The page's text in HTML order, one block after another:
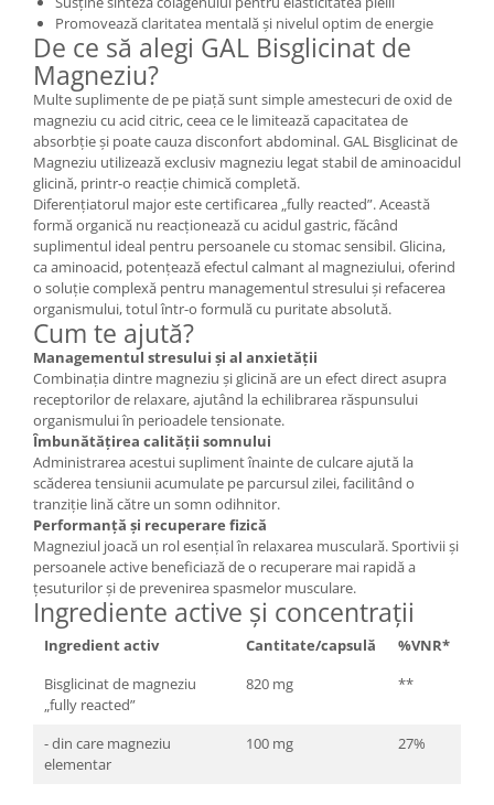
Promovează claritatea mentală și nivelul optim de energie
De ce să alegi GAL Bisglicinat de
Magneziu?
Multe suplimente de pe piață sunt simple amestecuri de oxid de
magneziu cu acid citric, ceea ce le limitează capacitatea de
absorbție și poate cauza disconfort abdominal. GAL Bisglicinat de
Magneziu utilizează exclusiv magneziu legat stabil de aminoacidul
glicină, printr-o reacție chimică completă.
Diferențiatorul major este certificarea „fully reacted”. Această
formă organică nu reacționează cu acidul gastric, făcând
suplimentul ideal pentru persoanele cu stomac sensibil. Glicina,
ca aminoacid, potențează efectul calmant al magneziului, oferind
o soluție complexă pentru managementul stresului și refacerea
organismului, totul într-o formulă cu puritate absolută.
Cum te ajută?
Managementul stresului și al anxietății
Combinația dintre magneziu și glicină are un efect direct asupra
receptorilor de relaxare, ajutând la echilibrarea răspunsului
organismului în perioadele tensionate.
Îmbunătățirea calității somnului
Administrarea acestui supliment înainte de culcare ajută la
scăderea tensiunii acumulate pe parcursul zilei, facilitând o
tranziție lină către un somn odihnitor.
Performanță și recuperare fizică
Magneziul joacă un rol esențial în relaxarea musculară. Sportivii și
persoanele active beneficiază de o recuperare mai rapidă a
țesuturilor și de prevenirea spasmelor musculare.
Ingrediente active și concentrații
Ingredient activ Cantitate/capsulă
%VNR*
Bisglicinat de magneziu
„fully reacted”
820 mg **
- din care magneziu
elementar
100 mg 27%